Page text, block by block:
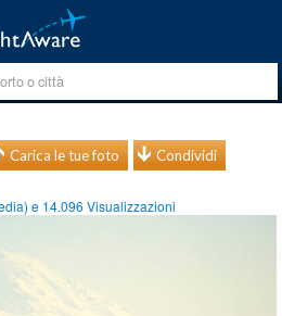
Carica le tue foto Condividi
e 14.096 Visualizzazioni